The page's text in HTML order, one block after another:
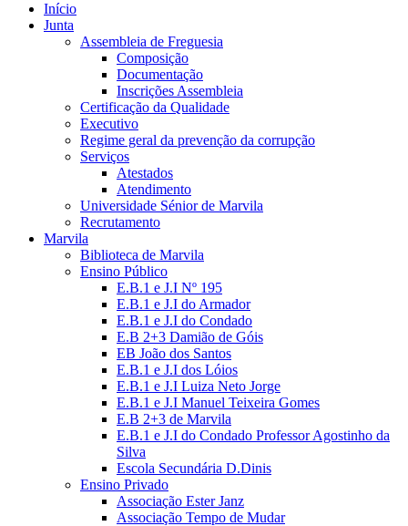
Início
Junta
Assembleia de Freguesia
Composição
Documentação
Inscrições Assembleia
Certificação da Qualidade
Executivo
Regime geral da prevenção da corrupção
Serviços
Atestados
Atendimento
Universidade Sénior de Marvila
Recrutamento
Marvila
Biblioteca de Marvila
Ensino Público
E.B.1 e J.I Nº 195
E.B.1 e J.I do Armador
E.B.1 e J.I do Condado
E.B 2+3 Damião de Góis
EB João dos Santos
E.B.1 e J.I dos Lóios
E.B.1 e J.I Luiza Neto Jorge
E.B.1 e J.I Manuel Teixeira Gomes
E.B 2+3 de Marvila
E.B.1 e J.I do Condado Professor Agostinho da
Silva
Escola Secundária D.Dinis
Ensino Privado
Associação Ester Janz
Associação Tempo de Mudar